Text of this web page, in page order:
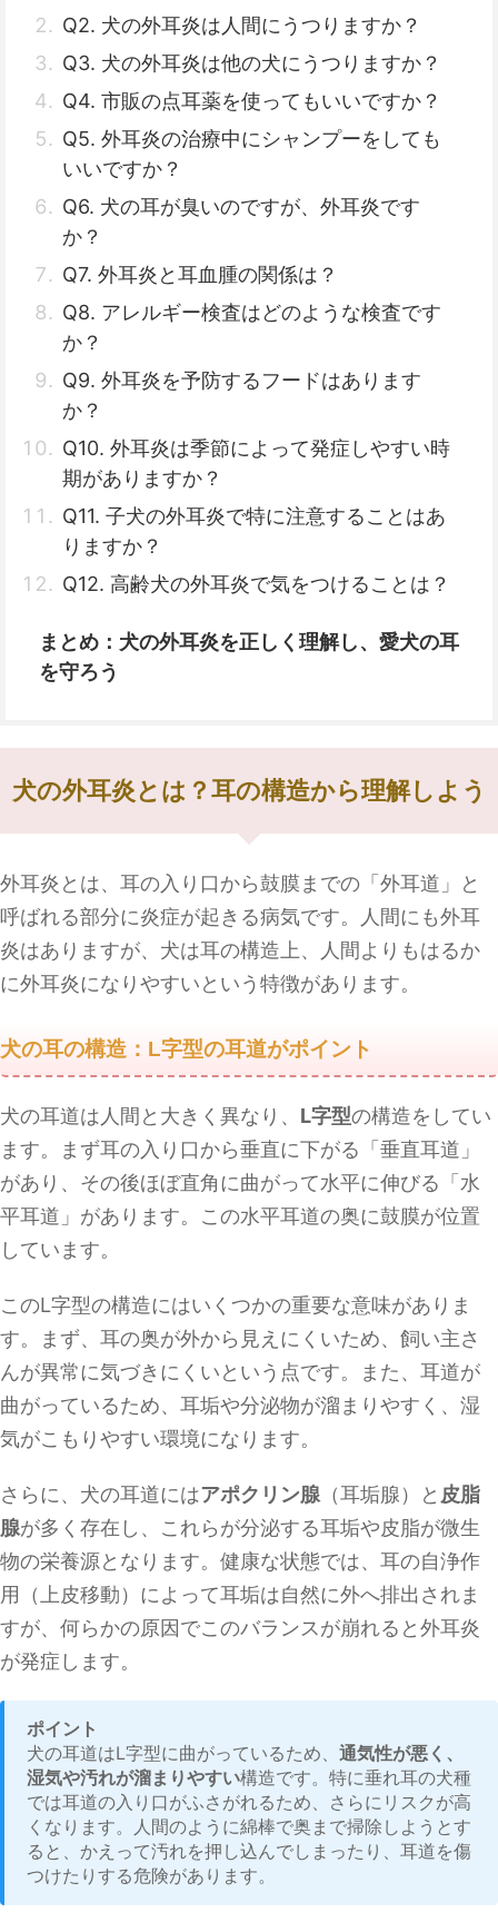
Q2. 犬の外耳炎は人間にうつりますか？
Q3. 犬の外耳炎は他の犬にうつりますか？
Q4. 市販の点耳薬を使ってもいいですか？
Q5. 外耳炎の治療中にシャンプーをしても
いいですか？
Q6. 犬の耳が臭いのですが、外耳炎です
か？
Q7. 外耳炎と耳血腫の関係は？
Q8. アレルギー検査はどのような検査です
か？
Q9. 外耳炎を予防するフードはあります
か？
Q10. 外耳炎は季節によって発症しやすい時
期がありますか？
Q11. 子犬の外耳炎で特に注意することはあ
りますか？
Q12. 高齢犬の外耳炎で気をつけることは？
まとめ：犬の外耳炎を正しく理解し、愛犬の耳
を守ろう
犬の外耳炎とは？耳の構造から理解しよう
外耳炎とは、耳の入り口から鼓膜までの「外耳道」と
呼ばれる部分に炎症が起きる病気です。人間にも外耳
炎はありますが、犬は耳の構造上、人間よりもはるか
に外耳炎になりやすいという特徴があります。
犬の耳の構造：L字型の耳道がポイント
犬の耳道は人間と大きく異なり、 L字型の構造をしてい
ます。まず耳の入り口から垂直に下がる「垂直耳道」
があり、その後ほぼ直角に曲がって水平に伸びる「水
平耳道」があります。この水平耳道の奥に鼓膜が位置
しています。
このL字型の構造にはいくつかの重要な意味がありま
す。まず、耳の奥が外から見えにくいため、飼い主さ
んが異常に気づきにくいという点です。また、耳道が
曲がっているため、耳垢や分泌物が溜まりやすく、湿
気がこもりやすい環境になります。
さらに、犬の耳道にはアポクリン腺 （耳垢腺）と 皮脂
腺が多く存在し、これらが分泌する耳垢や皮脂が微生
物の栄養源となります。健康な状態では、耳の自浄作
用（上皮移動）によって耳垢は自然に外へ排出されま
すが、何らかの原因でこのバランスが崩れると外耳炎
が発症します。
ポイント
犬の耳道はL字型に曲がっているため、 通気性が悪く、
湿気や汚れが溜まりやすい構造です。特に垂れ耳の犬種
では耳道の入り口がふさがれるため、さらにリスクが高
くなります。人間のように綿棒で奥まで掃除しようとす
ると、かえって汚れを押し込んでしまったり、耳道を傷
つけたりする危険があります。